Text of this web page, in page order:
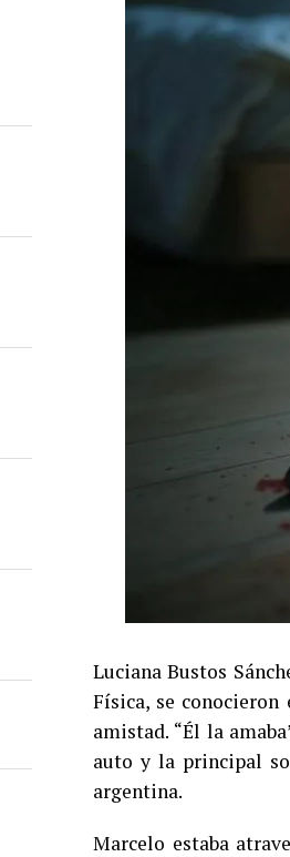
Luciana Bustos
Física, se
amistad. “Él la
auto y la principal
argentina.
Marcelo estaba